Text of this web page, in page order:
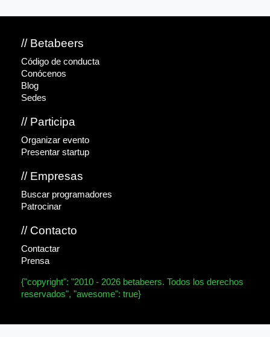
// Betabeers
Código de conducta
Conócenos
Blog
Sedes
// Participa
Organizar evento
Presentar startup
// Empresas
Buscar programadores
Patrocinar
// Contacto
Contactar
Prensa
{"copyright": "2010 - 2026 betabeers. Todos los derechos
reservados", "awesome": true}